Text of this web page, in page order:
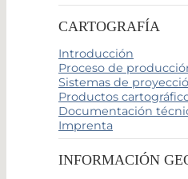
CARTOGRAFÍA
Introducción
Proceso de
Sistemas de
Productos
Documentación
Imprenta
INFORMACIÓN